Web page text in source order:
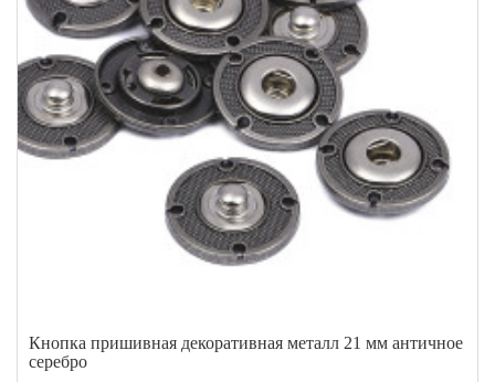
Кнопка пришивная декоративная металл 21 мм античное
серебро